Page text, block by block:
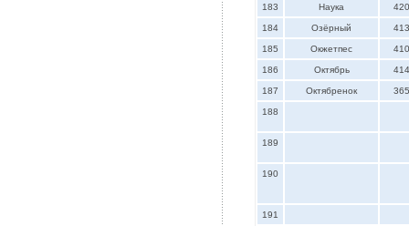
183 Наука
184 Озёрный
185 Окжетпес
186 Октябрь
187 Октябренок
188
189
190
191